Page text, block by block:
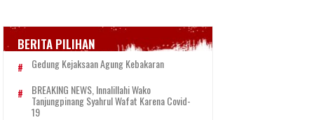
BERITA PILIHAN
Gedung Kejaksaan Agung Kebakaran
BREAKING NEWS, Innalillahi Wako
Tanjungpinang Syahrul Wafat Karena Covid-
19